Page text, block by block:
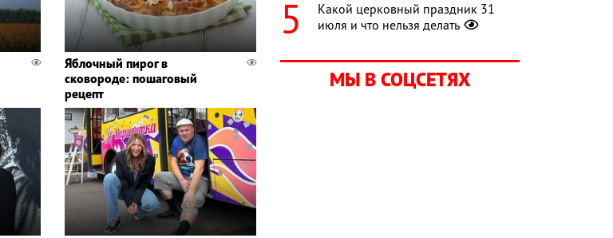
Яблочный пирог в
сковороде: пошаговый
рецепт
Какой церковный праздник 31
июля и что нельзя делать
МЫ В СОЦСЕТЯХ